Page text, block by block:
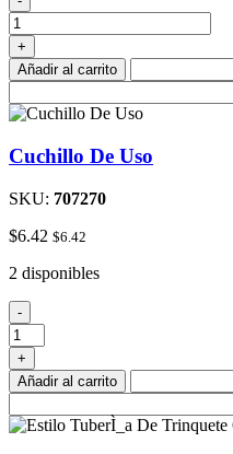
#
181
De
La
Aislante
+
Añadir al carrito
Cuchillo De Uso
SKU: 707270
$6.42 $6.42
2 disponibles
Cuchillo
De
Uso
cantidad
-
+
Añadir al carrito